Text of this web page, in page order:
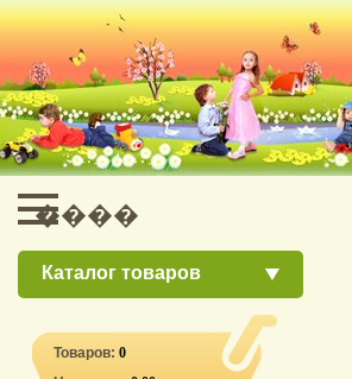
Каталог товаров
Товаров: 0